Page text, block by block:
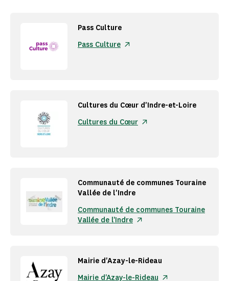
Pass Culture
Pass Culture
Cultures du Cœur d'Indre-et-Loire
Cultures du Cœur
Communauté de communes Touraine
Vallée de l'Indre
Communauté de communes Touraine
Vallée de l'Indre
Mairie d'Azay-le-Rideau
Mairie d'Azay-le-Rideau